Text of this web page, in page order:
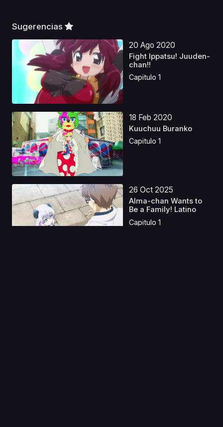
Sugerencias
20 Ago 2020
Fight Ippatsu! Juuden-
chan!!
Capitulo 1
18 Feb 2020
Kuuchuu Buranko
Capitulo 1
26 Oct 2025
Alma-chan Wants to
Be a Family! Latino
Capitulo 1